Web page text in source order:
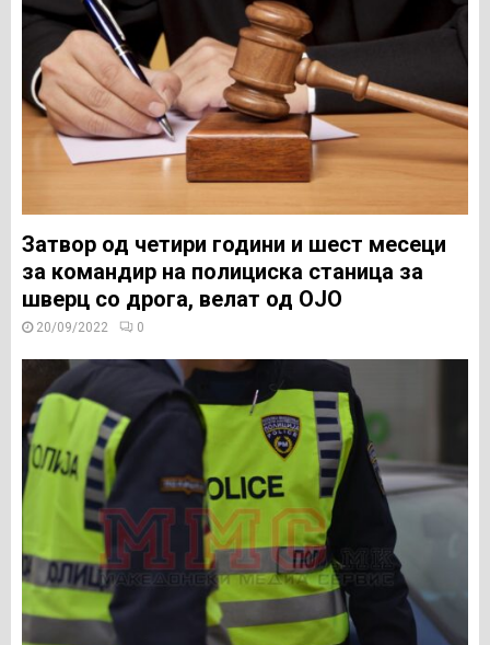
Затвор од четири години и шест месеци
за командир на полициска станица за
шверц со дрога, велат од ОЈО
20/09/2022 0